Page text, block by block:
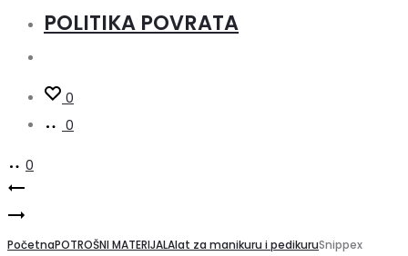
POLITIKA POVRATA
0
0
0
Product
navigation
16cm
Snippex
kliješta
PočetnaPOTROŠNI MATERIJALAlat za manikuru i pedikuruSnippex